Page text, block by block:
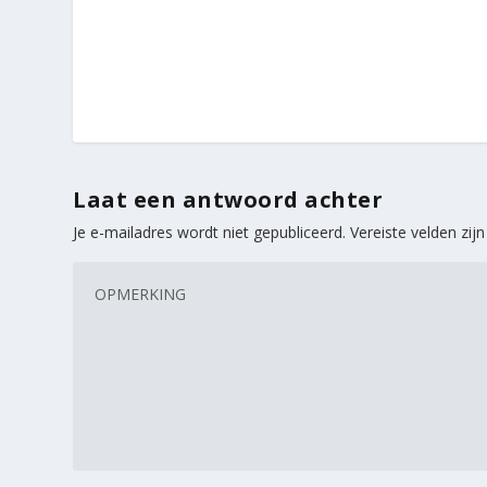
Laat een antwoord achter
Je e-mailadres wordt niet gepubliceerd. Vereiste velden